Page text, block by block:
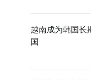
越南成为韩国长
国